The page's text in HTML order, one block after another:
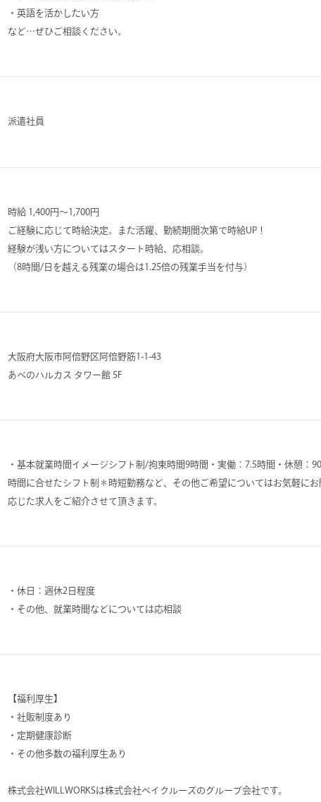
・英語を活かしたい方
など…ぜひご相談ください。
派遣社員
時給 1,400円～1,700円
ご経験に応じて時給決定。また活躍、勤続期間次第で時給UP！
経験が浅い方についてはスタート時給、応相談。
（8時間/日を越える残業の場合は1.25倍の残業手当を付与）
大阪府大阪市阿倍野区阿倍野筋1-1-43
あべのハルカス タワー館 5F
・基本就業時間イメージシフト制/拘束時間9時間・実働：7.5時間・休憩：
時間に合せたシフト制＊時短勤務など、その他ご希望についてはお気軽に
応じた求人をご紹介させて頂きます。
・休日：週休2日程度
・その他、就業時間などについては応相談
【福利厚生】
・社販制度あり
・定期健康診断
・その他多数の福利厚生あり
株式会社WILLWORKSは株式会社ベイクルーズのグループ会社です。